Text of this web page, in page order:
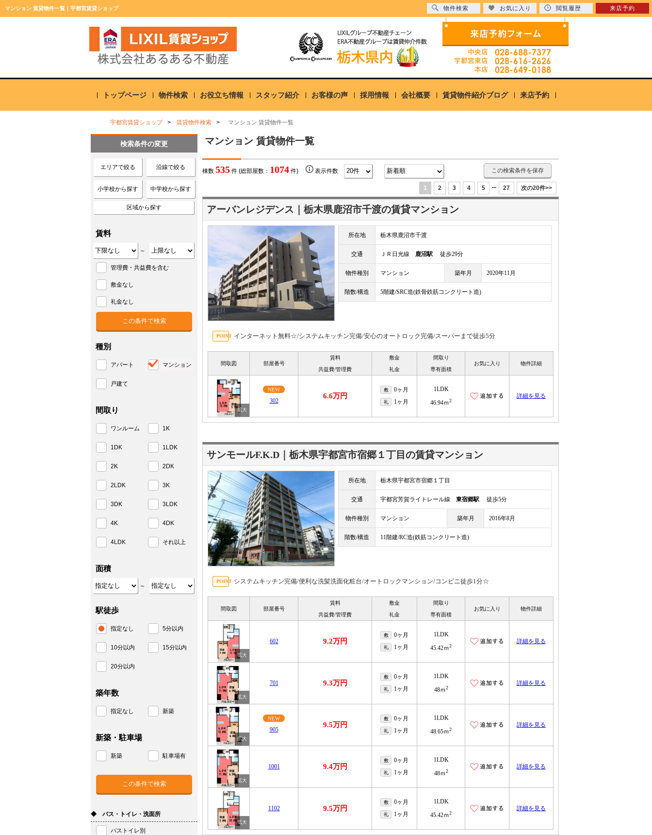
マンション 賃貸物件一覧｜宇都宮賃貸ショップ
トップページ 物件検索 お役立ち情報 スタッフ紹介 お客様の声 採用情報 会社概要 賃貸物件紹介ブログ 来店予約
物件検索 お気に入り 閲覧履歴 来店予約
宇都宮賃貸ショップ 賃貸物件検索 マンション 賃貸物件一覧
マンション 賃貸物件一覧
棟数 535 件 (総部屋数： 1074 件) 表示件数 この検索条件を保存
1 2 3 4 5 ... 27 次の20件>>
アーバンレジデンス｜栃木県鹿沼市千渡の賃貸マンション
所在地 栃木県鹿沼市千渡
交通 ＪＲ日光線 鹿沼駅 徒歩29分
物件種別 マンション 築年月 2020年11月
階数/構造 5階建/SRC造(鉄骨鉄筋コンクリート造)
インターネット無料☆/システムキッチン完備/安心のオートロック完備/スーパーまで徒歩5分
間取図 部屋番号
賃料
共益費/管理費
敷金
礼金
間取り
専有面積
お気に入り 物件詳細
NEW
302
6.6万円
敷 0ヶ月
礼 1ヶ月
1LDK
46.94ｍ2
詳細を見る
サンモールF.K.D｜栃木県宇都宮市宿郷１丁目の賃貸マンション
所在地 栃木県宇都宮市宿郷１丁目
交通 宇都宮芳賀ライトレール線 東宿郷駅 徒歩5分
物件種別 マンション 築年月 2016年8月
階数/構造 11階建/RC造(鉄筋コンクリート造)
システムキッチン完備/便利な洗髪洗面化粧台/オートロックマンション/コンビニ徒歩1分☆
間取図 部屋番号
賃料
共益費/管理費
敷金
礼金
間取り
専有面積
お気に入り 物件詳細
602 9.2万円
敷 0ヶ月
礼 1ヶ月
1LDK
45.42ｍ2
詳細を見る
701 9.3万円
敷 0ヶ月
礼 1ヶ月
1LDK
48ｍ2
詳細を見る
NEW
905
9.5万円
敷 0ヶ月
礼 1ヶ月
1LDK
48.65ｍ2
詳細を見る
1001 9.4万円
敷 0ヶ月
礼 1ヶ月
1LDK
48ｍ2
詳細を見る
1102 9.5万円
敷 0ヶ月
礼 1ヶ月
1LDK
45.42ｍ2
詳細を見る
検索条件の変更
エリアで絞る 沿線で絞る
小学校から探す 中学校から探す
区域から探す
賃料
～
管理費・共益費を含む
敷金なし
礼金なし
種別
アパート マンション
戸建て
間取り
ワンルーム 1K
1DK 1LDK
2K 2DK
2LDK 3K
3DK 3LDK
4K 4DK
4LDK それ以上
面積
～
駅徒歩
指定なし 5分以内
10分以内 15分以内
20分以内
築年数
指定なし 新築
新築・駐車場
新築 駐車場有
◆ バス・トイレ・洗面所
バストイレ別